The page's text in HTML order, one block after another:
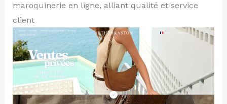
maroquinerie en ligne, alliant qualité et service
client